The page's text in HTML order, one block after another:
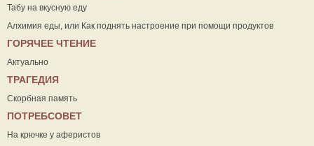
Табу на вкусную еду
Алхимия еды, или Как поднять настроение при помощи продуктов
ГОРЯЧЕЕ ЧТЕНИЕ
Актуально
ТРАГЕДИЯ
Скорбная память
ПОТРЕБСОВЕТ
На крючке у аферистов